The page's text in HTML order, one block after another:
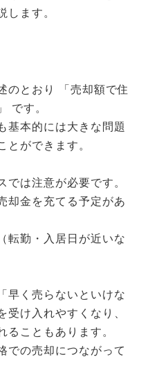
します。
のとおり 「売却額で住
です。
基本的には大きな問題
とができます。
では注意が必要です。
却金を充てる予定があ
転勤・入居日が近いな
早く売らないといけな
受け入れやすくなり、
ることもあります。
での売却につながって